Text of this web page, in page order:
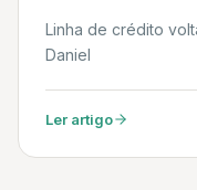
Linha de crédito
Daniel
Ler artigo